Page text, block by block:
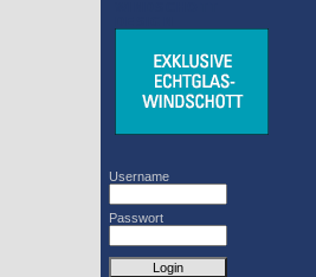
Username
Passwort